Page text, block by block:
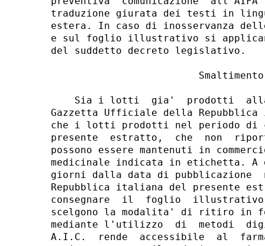
traduzione giurata dei testi in
estera. In caso di inosservanza
e sul foglio illustrativo si
del suddetto decreto legislativo.
Sia i lotti  gia'  prodotti
Gazzetta Ufficiale della
che i lotti prodotti nel periodo di
presente  estratto,  che  non
possono essere mantenuti in
medicinale indicata in etichetta.
giorni dalla data di
Repubblica italiana del presente
consegnare  il  foglio
scelgono la modalita' di ritiro in
mediante l'utilizzo  di  metodi
A.I.C.  rende  accessibile  al